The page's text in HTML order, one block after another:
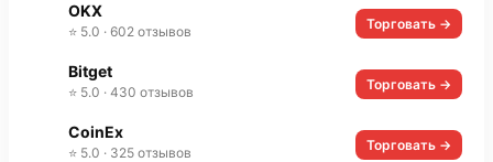
OKX
⭐ 5.0 · 602 отзывов Торговать →
Bitget
⭐ 5.0 · 430 отзывов Торговать →
CoinEx
⭐ 5.0 · 325 отзывов Торговать →